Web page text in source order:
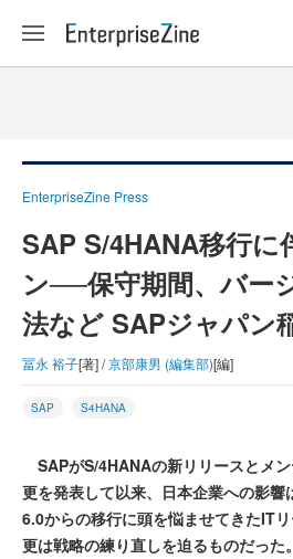
EnterpriseZine Press
SAP S/4HANA移行に
ン──保守期間、バー
法など SAPジャパン
冨永 裕子[著] /京部康男 (編集部)[編]
SAP S4HANA
SAPがS/4HANAの新リリースとメ
更を発表して以来、日本企業への影響
6.0からの移行に頭を悩ませてきたIT
更は戦略の練り直しを迫るものだっ